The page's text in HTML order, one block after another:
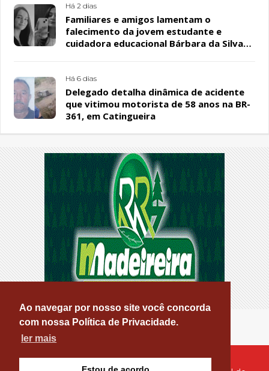
Ao navegar por nosso site você concorda
com nossa Política de Privacidade.
ler mais
Há 2 dias
Familiares e amigos lamentam o
falecimento da jovem estudante e
cuidadora educacional Bárbara da Silva
Há 6 dias
Delegado detalha dinâmica de acidente
que vitimou motorista de 58 anos na BR-
361, em Catingueira